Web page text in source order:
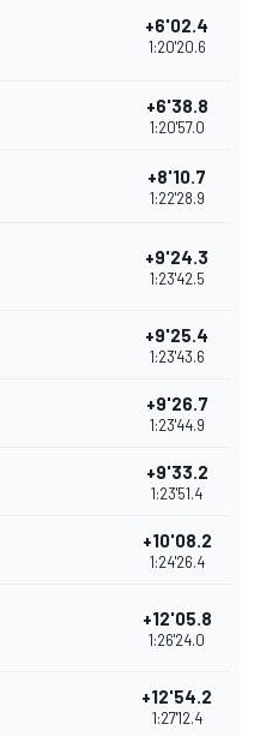
+6'02.4
1:20'20.6
+6'38.8
1:20'57.0
+8'10.7
1:22'28.9
+9'24.3
1:23'42.5
+9'25.4
1:23'43.6
+9'26.7
1:23'44.9
+9'33.2
1:23'51.4
+10'08.2
1:24'26.4
+12'05.8
1:26'24.0
+12'54.2
1:27'12.4